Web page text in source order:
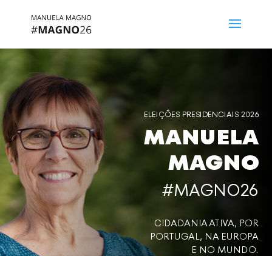
ELEIÇÕES PRESIDENCIAIS 2026
MANUELA
MAGNO
#MAGNO26
CIDADANIA ATIVA, POR
PORTUGAL, NA EUROPA
E NO MUNDO.